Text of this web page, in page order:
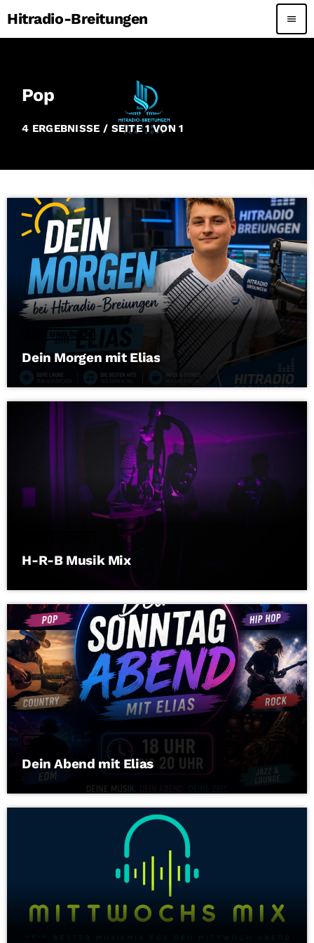
Hitradio-Breitungen menu
Pop
4 ERGEBNISSE / SEITE 1 VON 1
80ER UND 90ER
Dein Morgen mit Elias
H-R-B Musik Mix
POP
Dein Abend mit Elias